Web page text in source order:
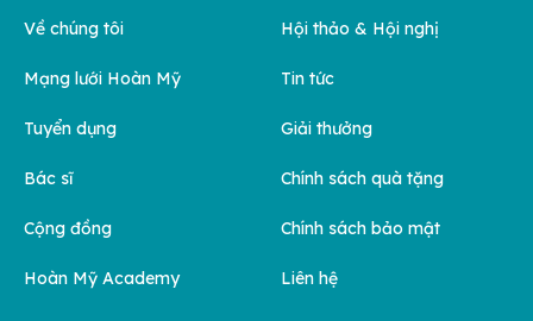
Về chúng tôi
Mạng lưới Hoàn Mỹ
Tuyển dụng
Bác sĩ
Cộng đồng
Hoàn Mỹ Academy
Hội thảo & Hội nghị
Tin tức
Giải thưởng
Chính sách quà tặng
Chính sách bảo mật
Liên hệ